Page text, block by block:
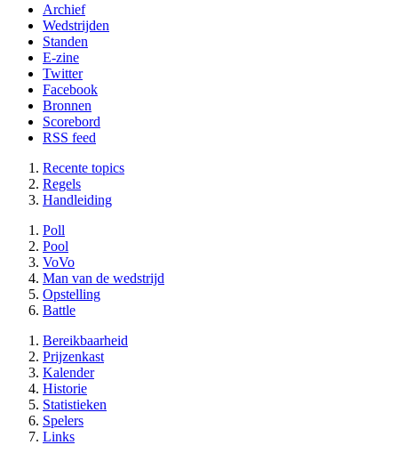
Archief
Wedstrijden
Standen
E-zine
Twitter
Facebook
Bronnen
Scorebord
RSS feed
Recente topics
Regels
Handleiding
Poll
Pool
VoVo
Man van de wedstrijd
Opstelling
Battle
Bereikbaarheid
Prijzenkast
Kalender
Historie
Statistieken
Spelers
Links